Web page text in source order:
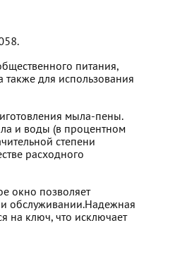
питания,
для использования
мыла-пены.
и воды (в процентном
степени
расходного
окно позволяет
и обслуживании.Надежная
на ключ, что исключает